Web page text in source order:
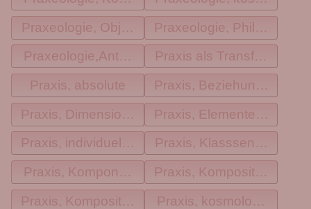
Praxeologie, Objekte
Praxeologie,
Praxeologie,AnthropologischPraxis als Transformieren
Praxis, absolute
Praxis, Beziehung ohne
Praxis, Dimensionen KreisPraxis, ElementeTT
Praxis, individuell MetamodellPraxis, Klasssen Baum
Praxis, Komponenten
Praxis, Komposition Kreis
Praxis, Komposition TTPraxis, kosmologischTT